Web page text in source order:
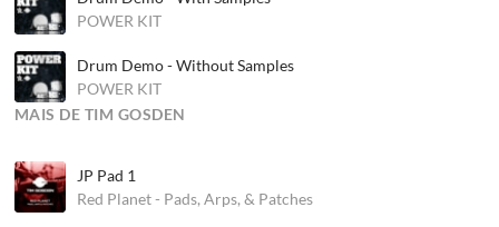
POWER KIT
Drum Demo - Without Samples
POWER KIT
MAIS DE TIM GOSDEN
JP Pad 1
Red Planet - Pads, Arps, & Patches